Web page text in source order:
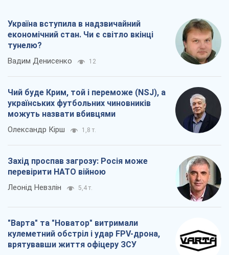
Україна вступила в надзвичайний
економічний стан. Чи є світло вкінці
тунелю?
Вадим Денисенко 12
Чий буде Крим, той і переможе (NSJ), а
українських футбольних чиновників
можуть назвати вбивцями
Олександр Кірш 1,8 т.
Захід проспав загрозу: Росія може
перевірити НАТО війною
Леонід Невзлін 5,4 т.
"Варта" та "Новатор" витримали
кулеметний обстріл і удар FPV-дрона,
врятувавши життя офіцеру ЗСУ